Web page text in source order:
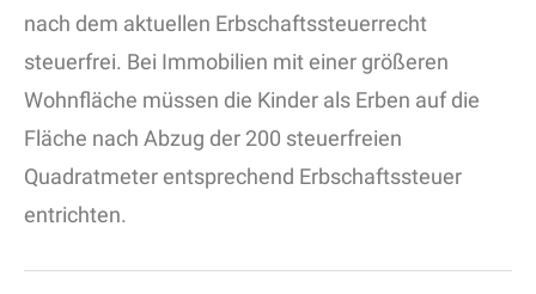
nach dem aktuellen Erbschaftssteuerrecht
steuerfrei. Bei Immobilien mit einer größeren
Wohnfläche müssen die Kinder als Erben auf die
Fläche nach Abzug der 200 steuerfreien
Quadratmeter entsprechend Erbschaftssteuer
entrichten.